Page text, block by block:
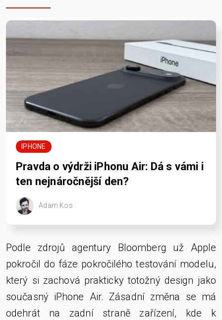
IPHONE
Pravda o výdrži iPhonu Air: Dá s vámi i
ten nejnáročnější den?
Adam Kos
Podle zdrojů agentury Bloomberg už Apple
pokročil do fáze pokročilého testování modelu,
který si zachová prakticky totožný design jako
současný iPhone Air. Zásadní změna se má
odehrát na zadní straně zařízení, kde k